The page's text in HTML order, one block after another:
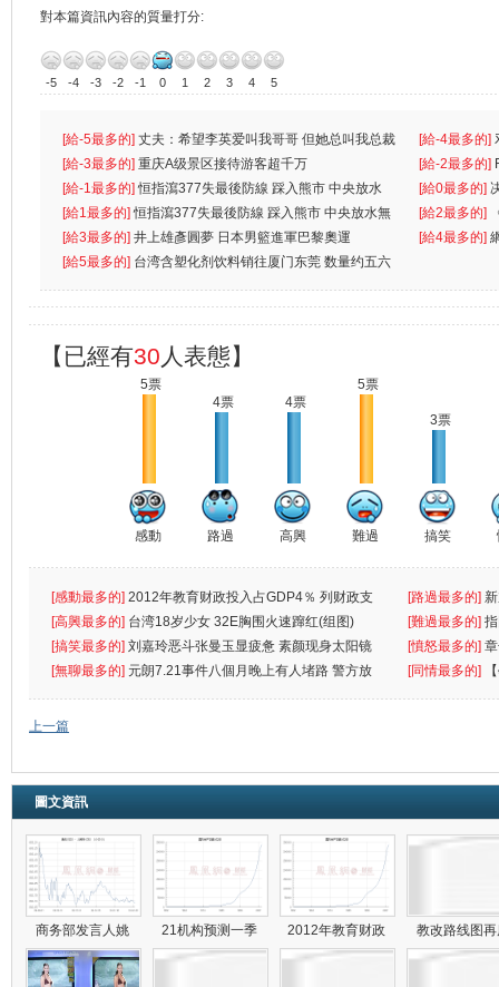
對本篇資訊內容的質量打分:
-5 -4 -3 -2 -1 0 1 2 3 4 5
[給-5最多的] 丈夫：希望李英爱叫我哥哥 但她总叫我总裁
先
[給-4最多的]
离
[給-3最多的] 重庆A级景区接待游客超千万 [給-2最多的]
[給-1最多的]恒指瀉377失最後防線 踩入熊市 中央放水
無
[給0最多的]
[給1最多的]恒指瀉377失最後防線 踩入熊市 中央放水無 [給2最多的]
[給3最多的] 井上雄彥圓夢 日本男籃進軍巴黎奧運 [給4最多的]
[給5最多的] 台湾含塑化剂饮料销往厦门东莞 数量约五六
【已經有30 人表態】
5票
感動
4票
路過
4票
高興
5票
難過
3票
搞笑
[感動最多的] 2012年教育财政投入占GDP4％ 列财政支
出首位
[路過最多的]
[高興最多的] 台湾18岁少女 32E胸围火速蹿红(组图) [難過最多的]
罪
[搞笑最多的] 刘嘉玲恶斗张曼玉显疲惫 素颜现身太阳镜
遮
[憤怒最多的]
[無聊最多的] 元朗7.21事件八個月晚上有人堵路 警方放
催
[同情最多的]
敗
上一篇
圖文資訊
商务部发言人姚 21机构预测一季 2012年教育财政 教改路线图